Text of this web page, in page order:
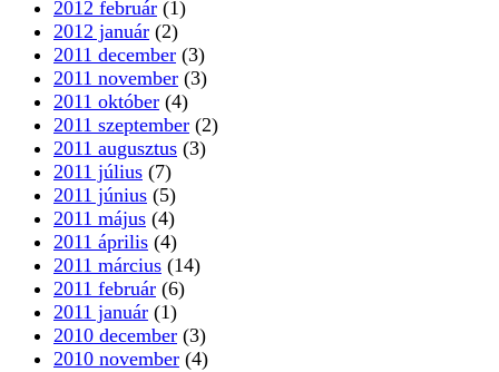
2012 február (1)
2012 január (2)
2011 december (3)
2011 november (3)
2011 október (4)
2011 szeptember (2)
2011 augusztus (3)
2011 július (7)
2011 június (5)
2011 május (4)
2011 április (4)
2011 március (14)
2011 február (6)
2011 január (1)
2010 december (3)
2010 november (4)